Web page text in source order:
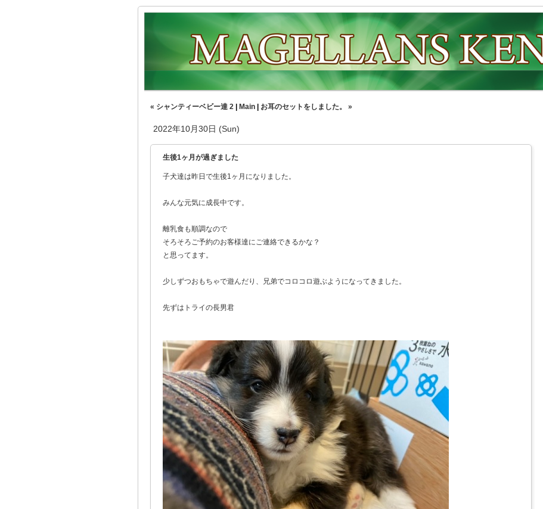
« シャンティーベビー達 2 Main お耳のセットをしました。 »
2022年10月30日 (Sun)
生後1ヶ月が過ぎました
子犬達は昨日で生後1ヶ月になりました。
みんな元気に成長中です。
離乳食も順調なので
そろそろご予約のお客様達にご連絡できるかな？
と思ってます。
少しずつおもちゃで遊んだり、兄弟でコロコロ遊ぶようになってきました。
先ずはトライの長男君